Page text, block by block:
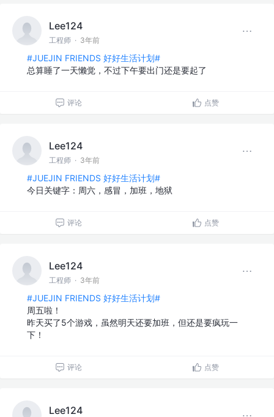
Lee124
工程师 · 3年前
#JUEJIN FRIENDS 好好生活计划#
总算睡了一天懒觉，不过下午要出门还是要起了
评论 点赞
Lee124
工程师 · 3年前
#JUEJIN FRIENDS 好好生活计划#
今日关键字：周六，感冒，加班，地狱
评论 点赞
Lee124
工程师 · 3年前
#JUEJIN FRIENDS 好好生活计划#
周五啦！
昨天买了5个游戏，虽然明天还要加班，但还是要疯玩一
下！
评论 点赞
Lee124